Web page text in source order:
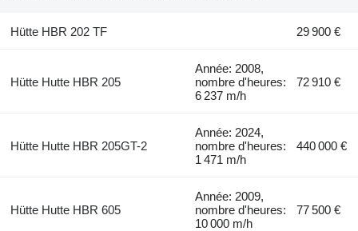
Hütte HBR 202 TF 29 900 €
Hütte Hutte HBR 205
Année: 2008,
nombre d'heures:
6 237 m/h
72 910 €
Hütte Hutte HBR 205GT-2
Année: 2024,
nombre d'heures:
1 471 m/h
440 000 €
Hütte Hutte HBR 605
Année: 2009,
nombre d'heures:
10 000 m/h
77 500 €